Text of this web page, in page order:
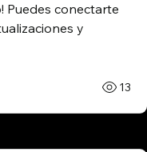
Puedes conectarte
y
13